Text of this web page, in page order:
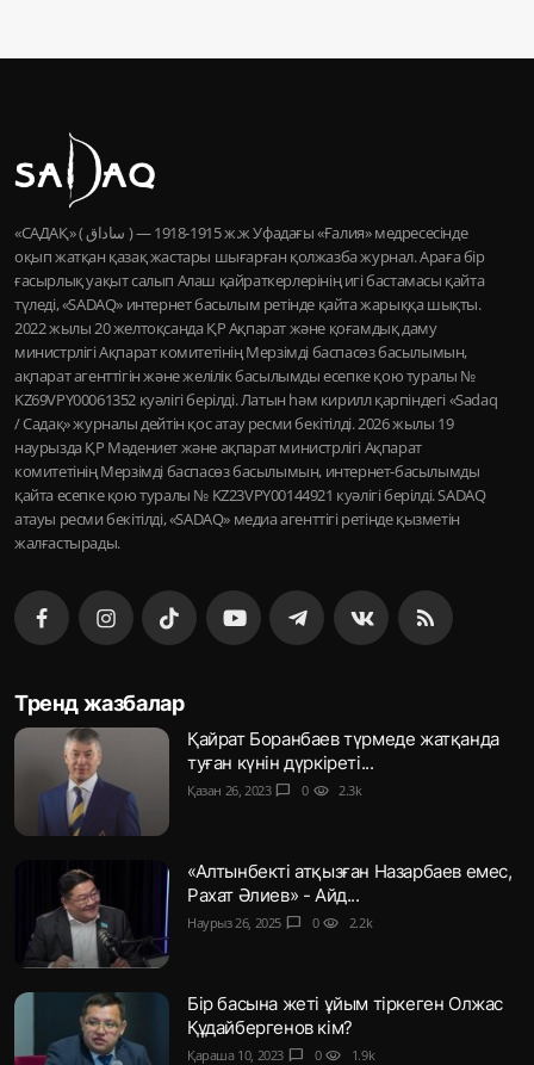
«САДАҚ» ( ساداق ) — 1915-1918 ж.ж Уфадағы «Ғалия» медресесінде
оқып жатқан қазақ жастары шығарған қолжазба журнал. Араға бір
ғасырлық уақыт салып Алаш қайраткерлерінің игі бастамасы қайта
түледі, «SADAQ» интернет басылым ретінде қайта жарыққа шықты.
2022 жылы 20 желтоқсанда ҚР Ақпарат және қоғамдық даму
министрлігі Ақпарат комитетінің Мерзімді баспасөз басылымын,
ақпарат агенттігін және желілік басылымды есепке қою туралы №
KZ69VPY00061352 куәлігі берілді. Латын һәм кирилл қарпіндегі «Sadaq
/ Садақ» журналы дейтін қос атау ресми бекітілді. 2026 жылы 19
наурызда ҚР Мәдениет және ақпарат министрлігі Ақпарат
комитетінің Мерзімді баспасөз басылымын, интернет-басылымды
қайта есепке қою туралы № KZ23VPY00144921 куәлігі берілді. SADAQ
атауы ресми бекітілді, «SADAQ» медиа агенттігі ретінде қызметін
жалғастырады.
Тренд жазбалар
Қайрат Боранбаев түрмеде жатқанда
туған күнін дүркіреті...
Қазан 26, 2023 chat_bubble 0 visibility 2.3k
«Алтынбекті атқызған Назарбаев емес,
Рахат Әлиев» - Айд...
Наурыз 26, 2025 chat_bubble 0 visibility 2.2k
Бір басына жеті ұйым тіркеген Олжас
Құдайбергенов кім?
Қараша 10, 2023 chat_bubble 0 visibility 1.9k